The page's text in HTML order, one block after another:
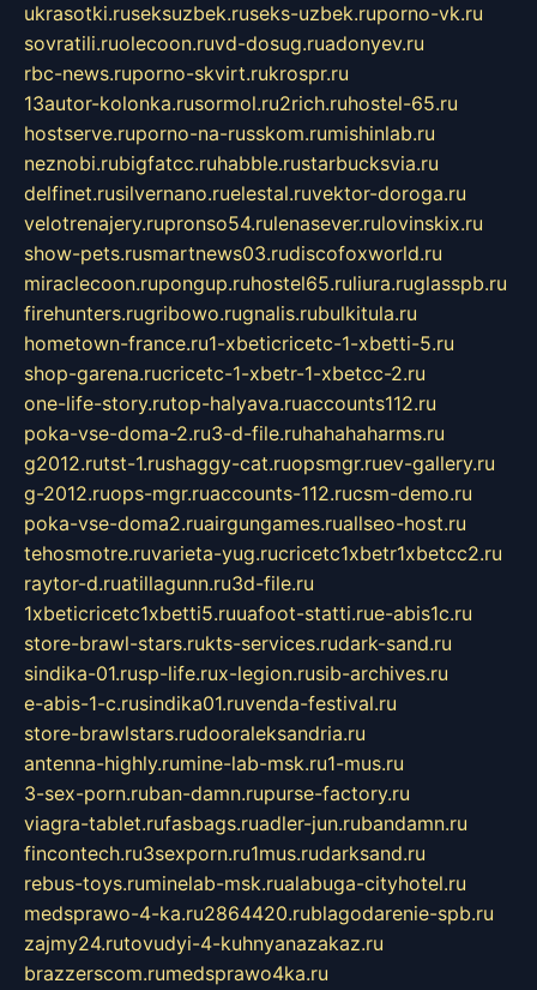
ukrasotki.ruseksuzbek.ruseks-uzbek.ruporno-vk.ru
sovratili.ruolecoon.ruvd-dosug.ruadonyev.ru
rbc-news.ruporno-skvirt.rukrospr.ru
13autor-kolonka.rusormol.ru2rich.ruhostel-65.ru
hostserve.ruporno-na-russkom.rumishinlab.ru
neznobi.rubigfatcc.ruhabble.rustarbucksvia.ru
delfinet.rusilvernano.ruelestal.ruvektor-doroga.ru
velotrenajery.rupronso54.rulenasever.rulovinskix.ru
show-pets.rusmartnews03.rudiscofoxworld.ru
miraclecoon.rupongup.ruhostel65.ruliura.ruglasspb.ru
firehunters.rugribowo.rugnalis.rubulkitula.ru
hometown-france.ru1-xbeticricetc-1-xbetti-5.ru
shop-garena.rucricetc-1-xbetr-1-xbetcc-2.ru
one-life-story.rutop-halyava.ruaccounts112.ru
poka-vse-doma-2.ru3-d-file.ruhahahaharms.ru
g2012.rutst-1.rushaggy-cat.ruopsmgr.ruev-gallery.ru
g-2012.ruops-mgr.ruaccounts-112.rucsm-demo.ru
poka-vse-doma2.ruairgungames.ruallseo-host.ru
tehosmotre.ruvarieta-yug.rucricetc1xbetr1xbetcc2.ru
raytor-d.ruatillagunn.ru3d-file.ru
1xbeticricetc1xbetti5.ruuafoot-statti.rue-abis1c.ru
store-brawl-stars.rukts-services.rudark-sand.ru
sindika-01.rusp-life.rux-legion.rusib-archives.ru
e-abis-1-c.rusindika01.ruvenda-festival.ru
store-brawlstars.rudooraleksandria.ru
antenna-highly.rumine-lab-msk.ru1-mus.ru
3-sex-porn.ruban-damn.rupurse-factory.ru
viagra-tablet.rufasbags.ruadler-jun.rubandamn.ru
fincontech.ru3sexporn.ru1mus.rudarksand.ru
rebus-toys.ruminelab-msk.rualabuga-cityhotel.ru
medsprawo-4-ka.ru2864420.rublagodarenie-spb.ru
zajmy24.rutovudyi-4-kuhnyanazakaz.ru
brazzerscom.rumedsprawo4ka.ru